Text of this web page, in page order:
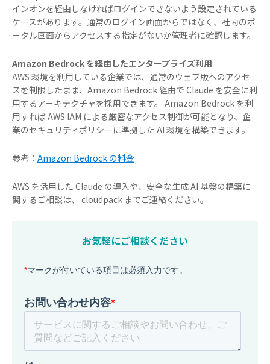
インオンを経由しなければログインできないよう設定されている
ケースがあります。通常のログイン画面からではなく、社内のポ
ータル画面からアクセスする指定がないか管理者に確認します。
Amazon Bedrock を経由したエンタープライズ利用
AWS 環境を利用している企業では、通常のウェブ版へのアクセ
スを制限したまま、Amazon Bedrock 経由で Claude を安全に利
用するアーキテクチャを採用できます。 Amazon Bedrock を利
用すれば AWS IAM による厳密なアクセス制御が可能となり、企
業のセキュリティポリシーに準拠した AI 環境を構築できます。
参考： Amazon Bedrock の料金
AWS を活用した Claude の導入や、安全な生成 AI 基盤の構築に
関するご相談は、 cloudpack までご連絡ください。
お気軽にご相談ください